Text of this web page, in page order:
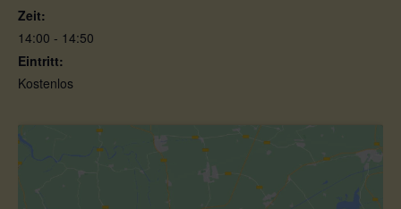
Zeit:
14:00 - 14:50
Eintritt:
Kostenlos